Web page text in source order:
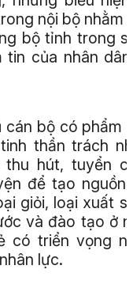
nội bộ nhằm
bộ tỉnh trong
tin của nhân
cán bộ có phẩm
thần trách
hút, tuyển
để tạo nguồn
giỏi, loại xuất
và đào tạo ở
có triển vọng
lực.